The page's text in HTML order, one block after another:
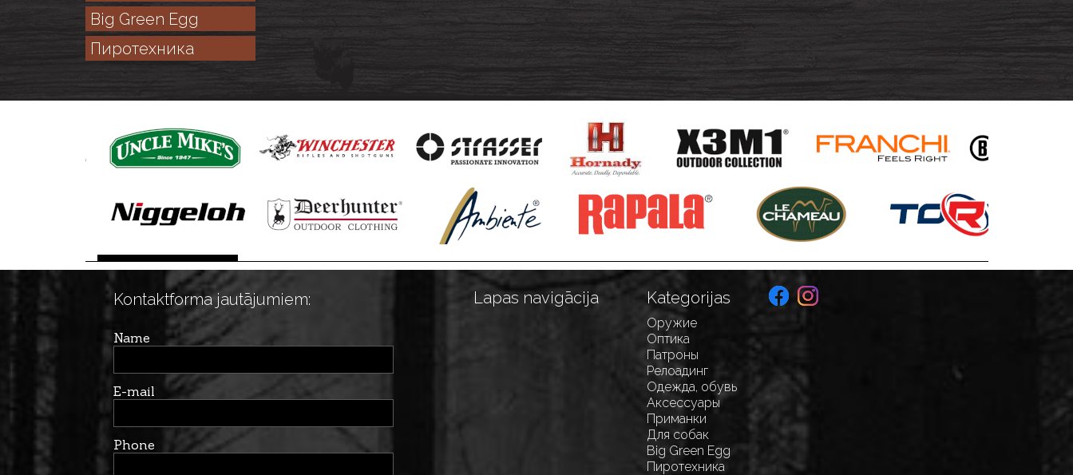
Big Green Egg
Пиротехника
Kontaktforma jautājumiem:
Name
E-mail
Phone
Lapas navigācija Kategorijas
Оружие
Оптика
Патроны
Релоадинг
Одежда, обувь
Аксессуары
Приманки
Для собак
Big Green Egg
Пиротехника